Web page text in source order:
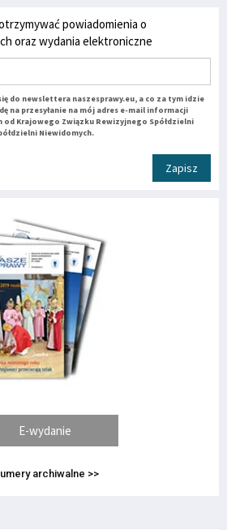
powiadomienia o
oraz wydania elektroniczne
do newslettera naszesprawy.eu, a co za tym idzie
na przesyłanie na mój adres e-mail informacji
od Krajowego Związku Rewizyjnego Spółdzielni
Niewidomych.
Zapisz
E-wydanie
archiwalne >>